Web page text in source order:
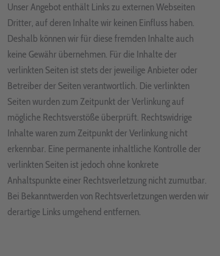
Unser Angebot enthält Links zu externen Webseiten
Dritter, auf deren Inhalte wir keinen Einfluss haben.
Deshalb können wir für diese fremden Inhalte auch
keine Gewähr übernehmen. Für die Inhalte der
verlinkten Seiten ist stets der jeweilige Anbieter oder
Betreiber der Seiten verantwortlich. Die verlinkten
Seiten wurden zum Zeitpunkt der Verlinkung auf
mögliche Rechtsverstöße überprüft. Rechtswidrige
Inhalte waren zum Zeitpunkt der Verlinkung nicht
erkennbar. Eine permanente inhaltliche Kontrolle der
verlinkten Seiten ist jedoch ohne konkrete
Anhaltspunkte einer Rechtsverletzung nicht zumutbar.
Bei Bekanntwerden von Rechtsverletzungen werden wir
derartige Links umgehend entfernen.